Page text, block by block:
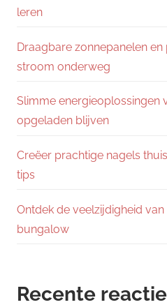
leren
Draagbare zonnepanelen
stroom onderweg
Slimme energieoplossingen
opgeladen blijven
Creëer prachtige nagels
tips
Ontdek de veelzijdigheid
bungalow
Recente